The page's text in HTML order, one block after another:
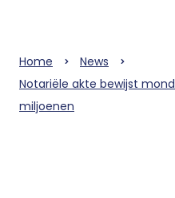
Home
News
Notariële akte bewijst
miljoenen